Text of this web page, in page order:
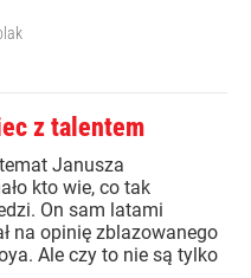
z talentem
Janusza
kto wie, co tak
On sam latami
na opinię zblazowanego
Ale czy to nie są tylko